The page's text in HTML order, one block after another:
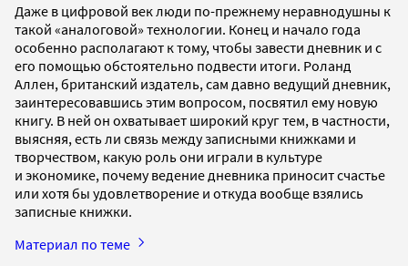
Даже в цифровой век люди по-прежнему неравнодушны к
такой «аналоговой» технологии. Конец и начало года
особенно располагают к тому, чтобы завести дневник и с
его помощью обстоятельно подвести итоги. Роланд
Аллен, британский издатель, сам давно ведущий дневник,
заинтересовавшись этим вопросом, посвятил ему новую
книгу. В ней он охватывает широкий круг тем, в частности,
выясняя, есть ли связь между записными книжками и
творчеством, какую роль они играли в культуре
и экономике, почему ведение дневника приносит счастье
или хотя бы удовлетворение и откуда вообще взялись
записные книжки.
Материал по теме